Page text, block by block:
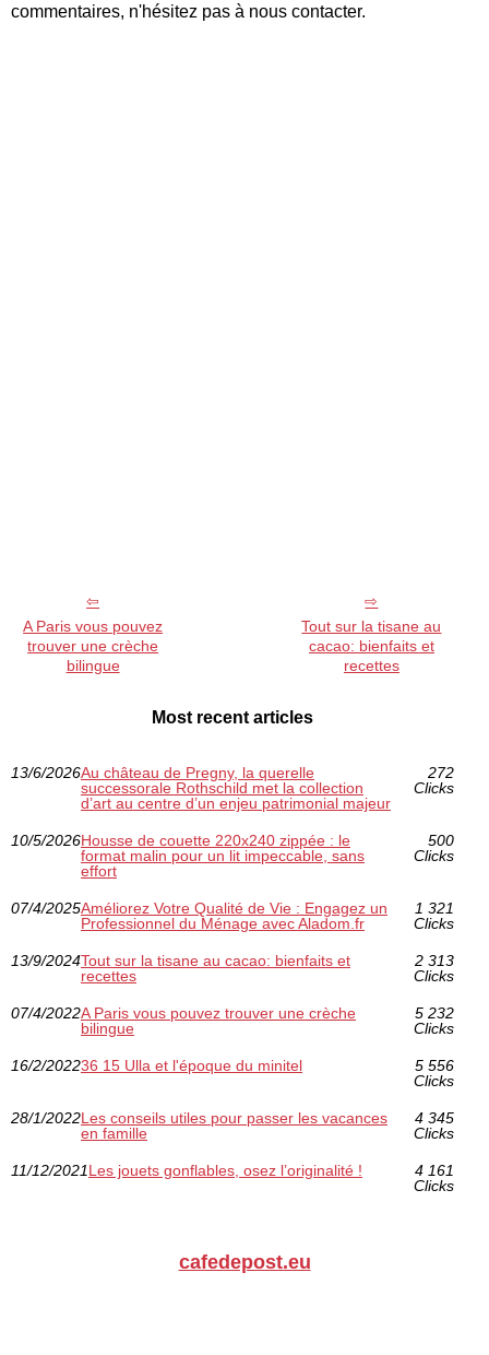
commentaires, n'hésitez pas à nous contacter.
A Paris vous pouvez
trouver une crèche
bilingue
Tout sur la tisane au
cacao: bienfaits et
recettes
Most recent articles
13/6/2026Au château de Pregny, la querelle
successorale Rothschild met la collection
d’art au centre d’un enjeu patrimonial majeur
272
Clicks
10/5/2026Housse de couette 220x240 zippée : le
format malin pour un lit impeccable, sans
effort
500
Clicks
07/4/2025Améliorez Votre Qualité de Vie : Engagez un
Professionnel du Ménage avec Aladom.fr
1 321
Clicks
13/9/2024Tout sur la tisane au cacao: bienfaits et
recettes
2 313
Clicks
07/4/2022A Paris vous pouvez trouver une crèche
bilingue
5 232
Clicks
16/2/202236 15 Ulla et l'époque du minitel
5 556
Clicks
28/1/2022Les conseils utiles pour passer les vacances
en famille
4 345
Clicks
11/12/2021Les jouets gonflables, osez l’originalité !
4 161
Clicks
cafedepost.eu